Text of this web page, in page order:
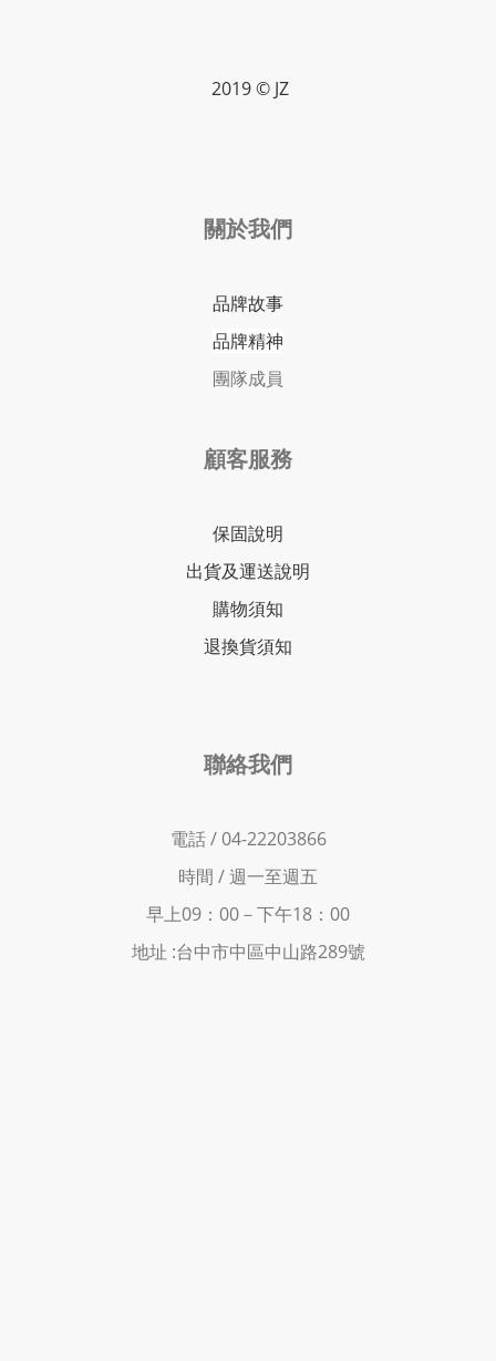
2019 © JZ
關於我們
品牌故事
品牌精神
團隊成員
顧客服務
保固說明
出貨及運送說明
購物須知
退換貨須知
聯絡我們
電話 / 04-22203866
時間 /週一至週五
早上09：00－下午18：00
地址 :台中市中區中山路289號